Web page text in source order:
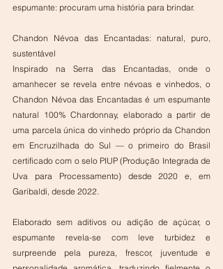
espumante: procuram uma história para brindar.
Chandon Névoa das Encantadas: natural, puro,
sustentável
Inspirado na Serra das Encantadas, onde o
amanhecer se revela entre névoas e vinhedos, o
Chandon Névoa das Encantadas é um espumante
natural 100% Chardonnay, elaborado a partir de
uma parcela única do vinhedo próprio da Chandon
em Encruzilhada do Sul — o primeiro do Brasil
certificado com o selo PIUP (Produção Integrada de
Uva para Processamento) desde 2020 e, em
Garibaldi, desde 2022.
Elaborado sem aditivos ou adição de açúcar, o
espumante revela-se com leve turbidez e
surpreende pela pureza, frescor, juventude e